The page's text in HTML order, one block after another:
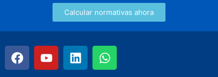
Calcular normativas ahora